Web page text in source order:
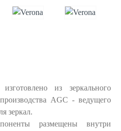
из зеркального
AGC - ведущего
зеркал.
размещены внутри